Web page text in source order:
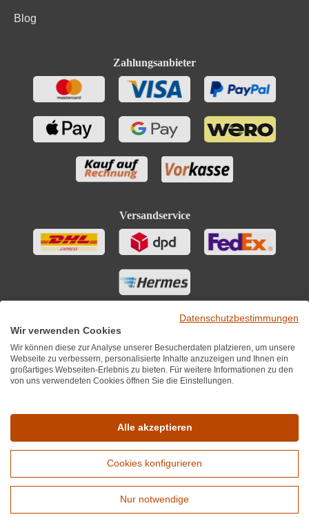
Blog
Zahlungsanbieter
Versandservice
*Alle Preise inkl. MwST zzgl. 5,90€ Versandkosten je Winzer.
Versandkostenfrei ab 12 Flaschen je Winzer.
Copyright © 2010 - 2026 WirWinzer GmbH
Datenschutzbestimmungen
Wir verwenden Cookies
Wir können diese zur Analyse unserer Besucherdaten platzieren, um unsere
Webseite zu verbessern, personalisierte Inhalte anzuzeigen und Ihnen ein
großartiges Webseiten-Erlebnis zu bieten. Für weitere Informationen zu den
von uns verwendeten Cookies öffnen Sie die Einstellungen.
Alle akzeptieren
Cookies konfigurieren
Nur notwendige